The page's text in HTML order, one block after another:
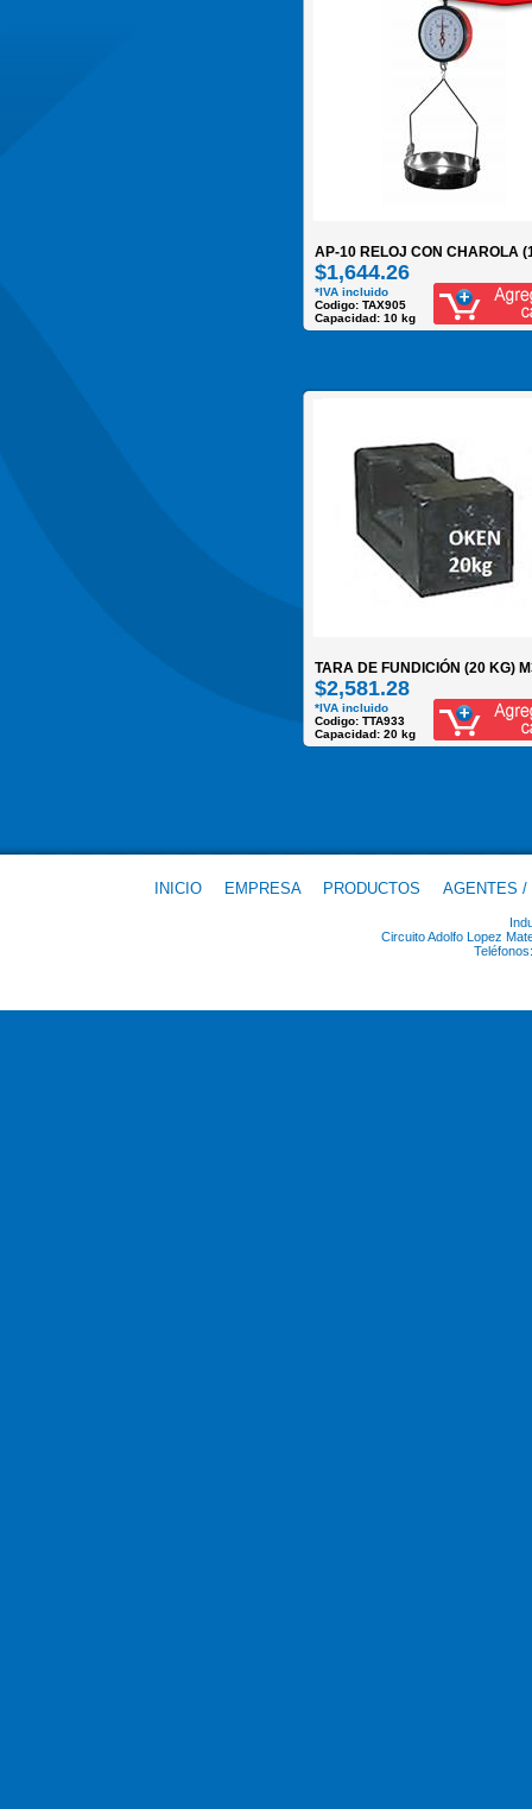
AP-10 RELOJ CON CHAROLA
$1,644.26
*IVA incluido
Codigo: TAX905
Capacidad: 10 kg
TARA DE FUNDICIÓN (20 KG)
$2,581.28
*IVA incluido
Codigo: TTA933
Capacidad: 20 kg
INICIO EMPRESA PRODUCTOS AGENTES /
Circuito Adolfo Lopez